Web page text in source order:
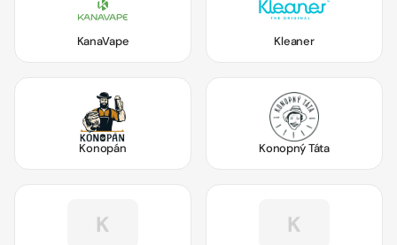
KanaVape Kleaner
Konopán Konopný Táta
K K